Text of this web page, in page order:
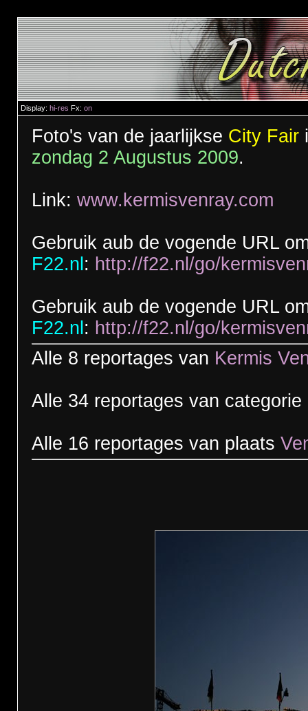
Display: hi-res Fx: on
Foto's van de jaarlijkse City Fair
zondag 2 Augustus 2009.
Link: www.kermisvenray.com
Gebruik aub de vogende URL
F22.nl : http://f22.nl/go/
Gebruik aub de vogende URL
F22.nl : http://f22.nl/go/
Alle 8 reportages van Kermis
Alle 34 reportages van categorie
Alle 16 reportages van plaats